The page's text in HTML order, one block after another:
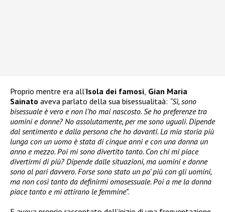
Proprio mentre era all’Isola dei famosi, Gian Maria
Sainato aveva parlato della sua bisessualitaà: “Sì, sono
bisessuale è vero e non l’ho mai nascosto. Se ho preferenze tra
uomini e donne? No assolutamente, per me sono uguali. Dipende
dal sentimento e dalla persona che ho davanti. La mia storia più
lunga con un uomo è stata di cinque anni e con una donna un
anno e mezzo. Poi mi sono divertito tanto. Con chi mi piace
divertirmi di più? Dipende dalle situazioni, ma uomini e donne
sono al pari davvero. Forse sono stato un po’ più con gli uomini,
ma non così tanto da definirmi omosessuale. Poi a me la donna
piace tanto e mi attirano le femmine”.